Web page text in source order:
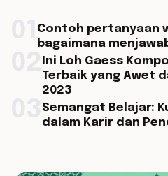
Contoh pertanyaan
bagaimana
Ini Loh Gaess
Terbaik yang Awet
2023
Semangat Belajar:
dalam Karir dan